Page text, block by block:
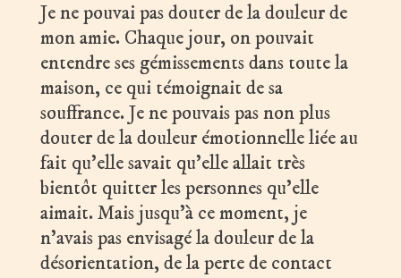
Je ne pouvai pas douter de la douleur de
mon amie. Chaque jour, on pouvait
entendre ses gémissements dans toute la
maison, ce qui témoignait de sa
souffrance. Je ne pouvais pas non plus
douter de la douleur émotionnelle liée au
fait qu’elle savait qu’elle allait très
bientôt quitter les personnes qu’elle
aimait. Mais jusqu’à ce moment, je
n’avais pas envisagé la douleur de la
désorientation, de la perte de contact